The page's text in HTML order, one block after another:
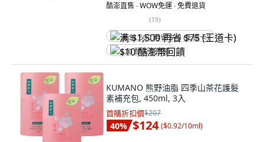
酷澎直售 ∙ WOW免運 ∙ 免費退貨
(19)
满 $1,500 再省 $75 (王道卡)
$10 酷澎幣回饋
KUMANO 熊野油脂 四季山茶花護髮
素補充包, 450ml, 3入
首購折扣價$207
40% $124 ($0.92/10ml)